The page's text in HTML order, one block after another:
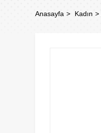
Anasayfa Kadın